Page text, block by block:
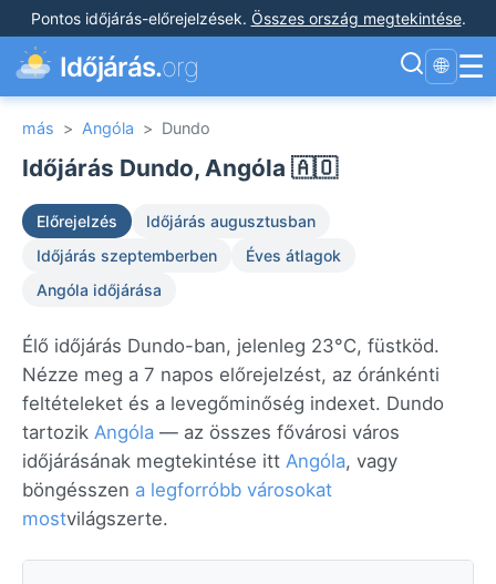
Pontos időjárás-előrejelzések. Összes ország megtekintése.
Időjárás.org 🌐 ☰
más > Angóla > Dundo
Időjárás Dundo, Angóla 🇦🇴
Előrejelzés
Időjárás augusztusban
Időjárás szeptemberben
Éves átlagok
Angóla időjárása
Élő időjárás Dundo-ban, jelenleg 23°C, füstköd.
Nézze meg a 7 napos előrejelzést, az óránkénti
feltételeket és a levegőminőség indexet. Dundo
tartozik Angóla — az összes fővárosi város
időjárásának megtekintése itt Angóla, vagy
böngésszen a legforróbb városokat
mostvilágszerte.